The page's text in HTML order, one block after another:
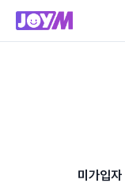
미가입자